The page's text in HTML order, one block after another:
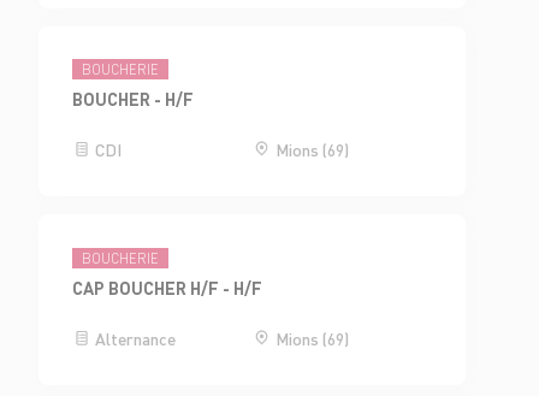
BOUCHERIE
BOUCHER - H/F
CDI Mions (69)
BOUCHERIE
CAP BOUCHER H/F - H/F
Alternance Mions (69)